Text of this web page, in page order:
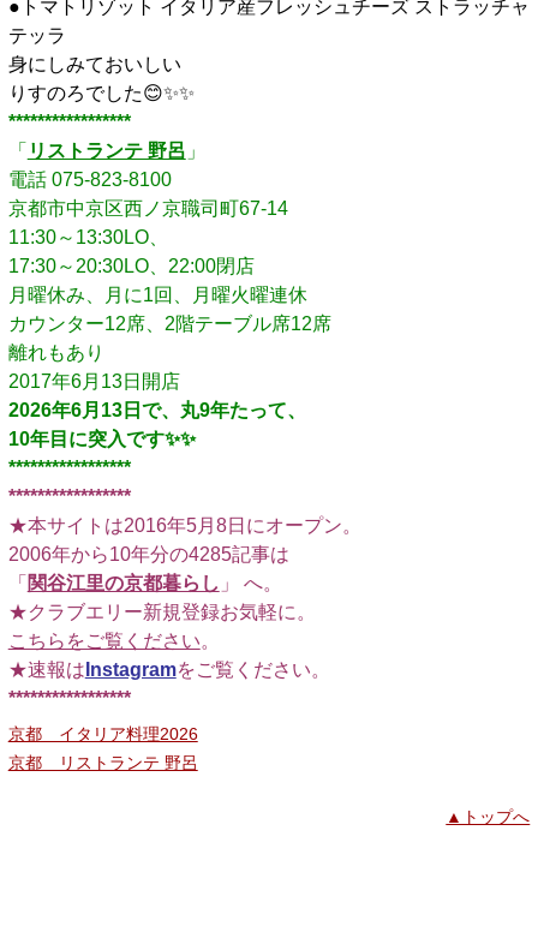
●トマトリゾット イタリア産フレッシュチーズ ストラッチャ
テッラ
身にしみておいしい
りすのろでした😊✨️✨️
*****************
「 リストランテ 野呂 」
電話 075-823-8100
京都市中京区西ノ京職司町67-14
11:30～13:30LO、
17:30～20:30LO、22:00閉店
月曜休み、月に1回、月曜火曜連休
カウンター12席、2階テーブル席12席
離れもあり
2017年6月13日開店
2026年6月13日で、丸9年たって、
10年目に突入です✨️✨️
*****************
*****************
★本サイトは2016年5月8日にオープン。
2006年から10年分の4285記事は
「 関谷江里の京都暮らし 」 へ。
★クラブエリー新規登録お気軽に。
こちらをご覧ください。
★速報は Instagramをご覧ください。
*****************
京都 イタリア料理2026
京都 リストランテ 野呂
▲トップへ